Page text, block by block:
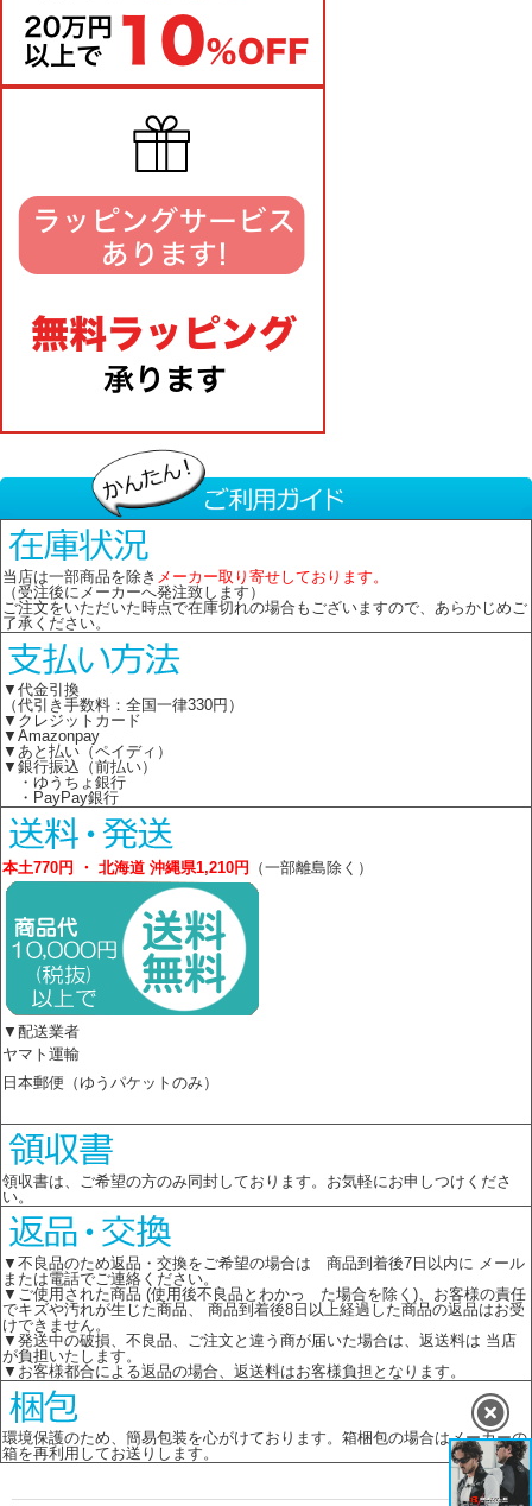
当店は一部商品を除き メーカー取り寄せしております。
（受注後にメーカーへ発注致します）
ご注文をいただいた時点で在庫切れの場合もございますので、あらかじめご
了承ください。
▼代金引換
（代引き手数料：全国一律330円）
▼クレジットカード
▼Amazonpay
▼あと払い（ペイディ）
▼銀行振込（前払い）
・ゆうちょ銀行
・PayPay銀行
本土770円 ・ 北海道 沖縄県1,210円 （一部離島除く）
▼配送業者
ヤマト運輸
日本郵便（ゆうパケットのみ）
領収書は、ご希望の方のみ同封しております。お気軽にお申しつけくださ
い。
▼不良品のため返品・交換をご希望の場合は 商品到着後7日以内に メール
または電話でご連絡ください。
▼ご使用された商品 (使用後不良品とわかっ た場合を除く)、お客様の責任
でキズや汚れが生じた商品、 商品到着後8日以上経過した商品の返品はお受
けできません。
▼発送中の破損、不良品、ご注文と違う商が届いた場合は、返送料は 当店
が負担いたします。
▼お客様都合による返品の場合、返送料はお客様負担となります。
環境保護のため、簡易包装を心がけております。箱梱包の場合はメーカーの
箱を再利用してお送りします。